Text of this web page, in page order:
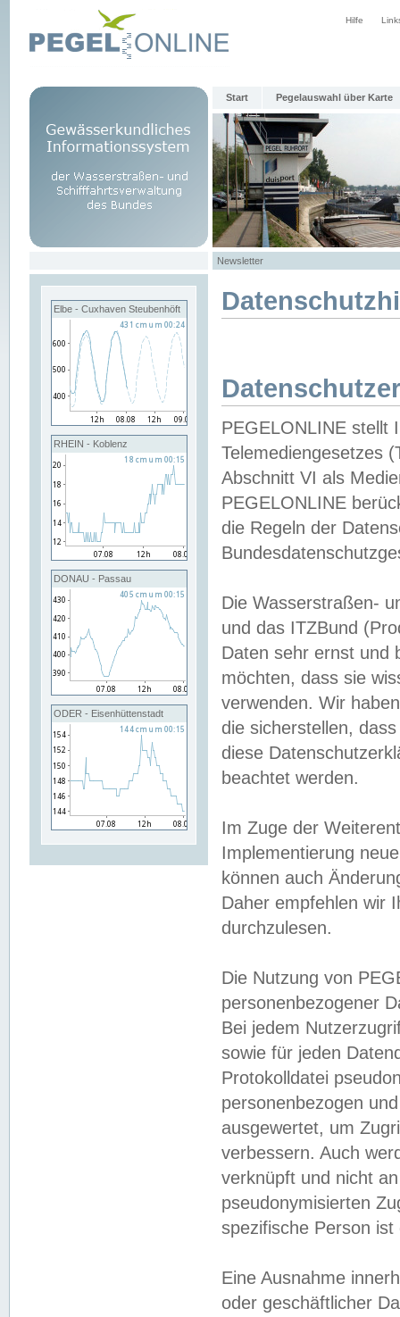
Hilfe
Start Pegelauswahl über Karte
Newsletter
Elbe - Cuxhaven Steubenhöft
RHEIN - Koblenz
DONAU - Passau
ODER - Eisenhüttenstadt
PEGELONLINE stellt
Telemediengesetzes
Abschnitt VI als
PEGELONLINE
die Regeln der
Die Wasserstraßen-
und das ITZBund
Daten sehr ernst und
möchten, dass sie
verwenden. Wir
die sicherstellen,
diese
beachtet werden.
Im Zuge der
Implementierung
können auch
Daher empfehlen wir
durchzulesen.
Die Nutzung von
personenbezogener
Bei jedem
sowie für jeden
Protokolldatei
personenbezogen
ausgewertet, um
verbessern. Auch
verknüpft und nicht
pseudonymisierten
spezifische Person
Eine Ausnahme
oder geschäftlicher